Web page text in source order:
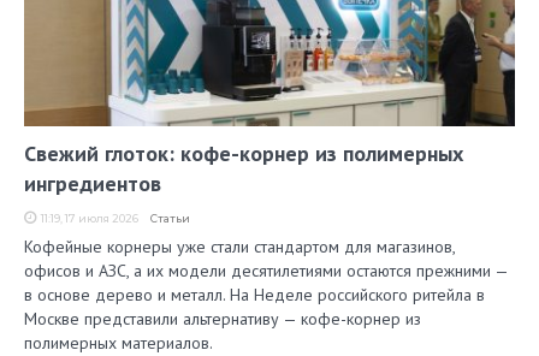
Свежий глоток: кофе-корнер из полимерных
ингредиентов
11:19, 17 июля 2026 Статьи
Кофейные корнеры уже стали стандартом для магазинов,
офисов и АЗС, а их модели десятилетиями остаются прежними —
в основе дерево и металл. На Неделе российского ритейла в
Москве представили альтернативу — кофе-корнер из
полимерных материалов.